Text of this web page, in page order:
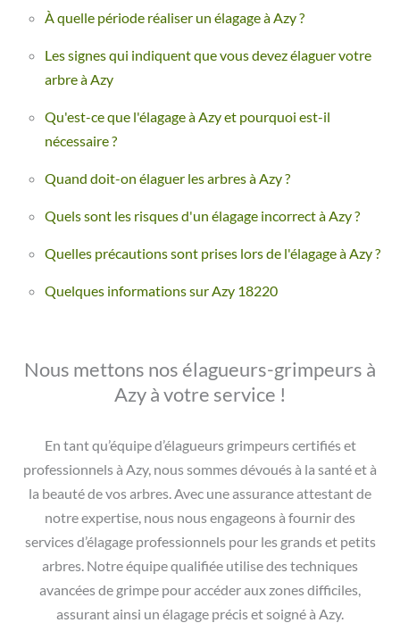
À quelle période réaliser un élagage à Azy ?
Les signes qui indiquent que vous devez élaguer votre
arbre à Azy
Qu'est-ce que l'élagage à Azy et pourquoi est-il
nécessaire ?
Quand doit-on élaguer les arbres à Azy ?
Quels sont les risques d'un élagage incorrect à Azy ?
Quelles précautions sont prises lors de l'élagage à Azy ?
Quelques informations sur Azy 18220
Nous mettons nos élagueurs-grimpeurs à
Azy à votre service !
En tant qu’équipe d’élagueurs grimpeurs certifiés et
professionnels à Azy, nous sommes dévoués à la santé et à
la beauté de vos arbres. Avec une assurance attestant de
notre expertise, nous nous engageons à fournir des
services d’élagage professionnels pour les grands et petits
arbres. Notre équipe qualifiée utilise des techniques
avancées de grimpe pour accéder aux zones difficiles,
assurant ainsi un élagage précis et soigné à Azy.